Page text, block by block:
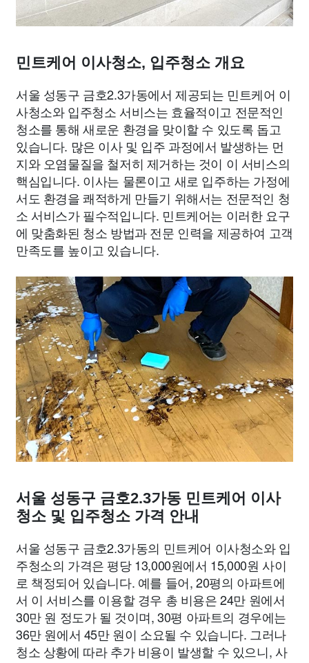
민트케어 이사청소, 입주청소 개요
서울 성동구 금호2.3가동에서 제공되는 민트케어 이
사청소와 입주청소 서비스는 효율적이고 전문적인
청소를 통해 새로운 환경을 맞이할 수 있도록 돕고
있습니다. 많은 이사 및 입주 과정에서 발생하는 먼
지와 오염물질을 철저히 제거하는 것이 이 서비스의
핵심입니다. 이사는 물론이고 새로 입주하는 가정에
서도 환경을 쾌적하게 만들기 위해서는 전문적인 청
소 서비스가 필수적입니다. 민트케어는 이러한 요구
에 맞춤화된 청소 방법과 전문 인력을 제공하여 고객
만족도를 높이고 있습니다.
서울 성동구 금호2.3가동 민트케어 이사
청소 및 입주청소 가격 안내
서울 성동구 금호2.3가동의 민트케어 이사청소와 입
주청소의 가격은 평당 13,000원에서 15,000원 사이
로 책정되어 있습니다. 예를 들어, 20평의 아파트에
서 이 서비스를 이용할 경우 총 비용은 24만 원에서
30만 원 정도가 될 것이며, 30평 아파트의 경우에는
36만 원에서 45만 원이 소요될 수 있습니다. 그러나
청소 상황에 따라 추가 비용이 발생할 수 있으니, 사